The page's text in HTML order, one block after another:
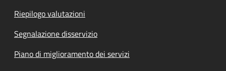
Riepilogo valutazioni
Segnalazione disservizio
Piano di miglioramento dei servizi